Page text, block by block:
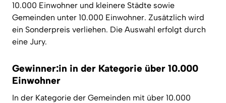
10.000 Einwohner und kleinere Städte sowie
Gemeinden unter 10.000 Einwohner. Zusätzlich wird
ein Sonderpreis verliehen. Die Auswahl erfolgt durch
eine Jury.
Gewinner:in in der Kategorie über 10.000
Einwohner
In der Kategorie der Gemeinden mit über 10.000